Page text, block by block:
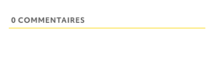
0 COMMENTAIRES